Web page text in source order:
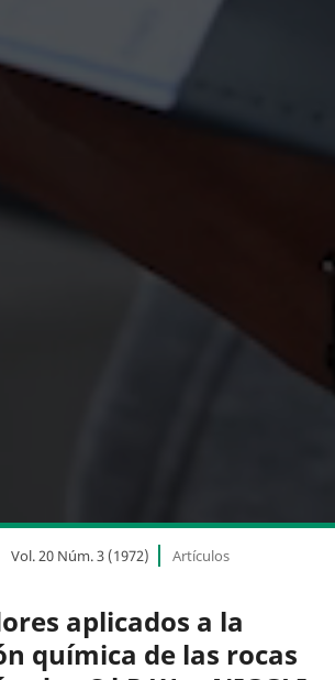
Vol. 20 Núm. 3 (1972) Artículos
aplicados a la
química de las rocas